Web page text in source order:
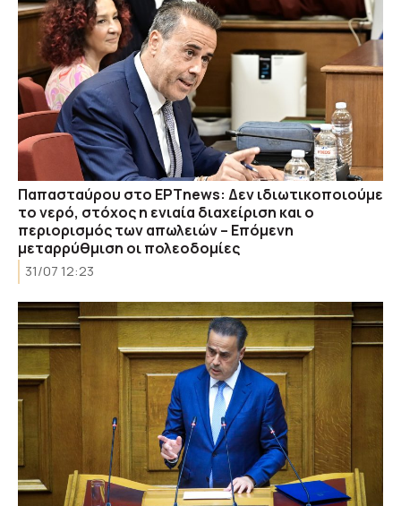
Παπασταύρου στο ΕΡΤnews: Δεν ιδιωτικοποιούμε
το νερό, στόχος η ενιαία διαχείριση και ο
περιορισμός των απωλειών – Επόμενη
μεταρρύθμιση oι πολεοδομίες
31/07 12:23